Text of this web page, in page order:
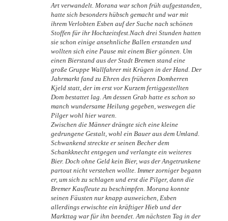
Art verwandelt. Morana war schon früh aufgestanden,
hatte sich besonders hübsch gemacht und war mit
ihrem Verlobten Esben auf der Suche nach schönen
Stoffen für ihr Hochzeitsfest.Nach drei Stunden hatten
sie schon einige ansehnliche Ballen erstanden und
wollten sich eine Pause mit einem Bier gönnen. Um
einen Bierstand aus der Stadt Bremen stand eine
große Gruppe Wallfahrer mit Krügen in der Hand. Der
Jahrmarkt fand zu Ehren des früheren Domherren
Kjeld statt, der im erst vor Kurzem fertiggestellten
Dom bestattet lag. Am dessen Grab hatte es schon so
manch wundersame Heilung gegeben, weswegen die
Pilger wohl hier waren.
Zwischen die Männer drängte sich eine kleine
gedrungene Gestalt, wohl ein Bauer aus dem Umland.
Schwankend streckte er seinen Becher dem
Schankknecht entgegen und verlangte ein weiteres
Bier. Doch ohne Geld kein Bier, was der Angetrunkene
partout nicht verstehen wollte. Immer zorniger begann
er, um sich zu schlagen und erst die Pilger, dann die
Bremer Kaufleute zu beschimpfen. Morana konnte
seinen Fäusten nur knapp ausweichen, Esben
allerdings erwischte ein kräftiger Hieb und der
Markttag war für ihn beendet. Am nächsten Tag in der